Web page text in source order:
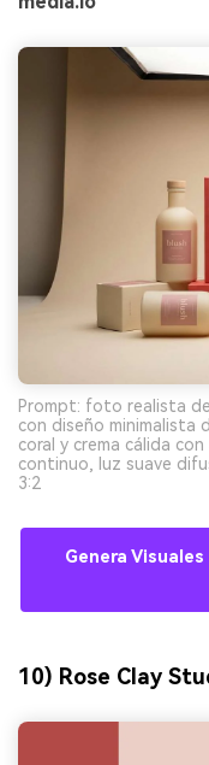
Prompt: foto realista
con diseño minimalista
coral y crema cálida
continuo, luz suave
3:2
Genera
10) Rose Clay